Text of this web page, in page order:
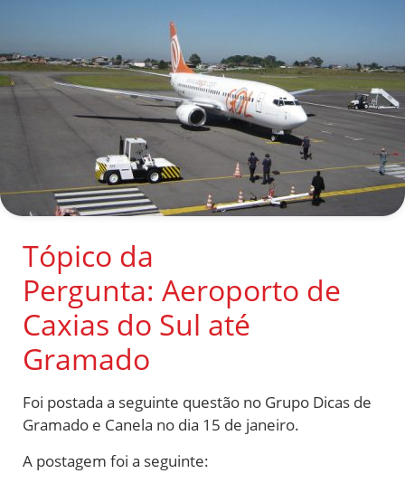
Tópico da
Pergunta: Aeroporto de
Caxias do Sul até
Gramado
Foi postada a seguinte questão no Grupo Dicas de
Gramado e Canela no dia 15 de janeiro.
A postagem foi a seguinte: